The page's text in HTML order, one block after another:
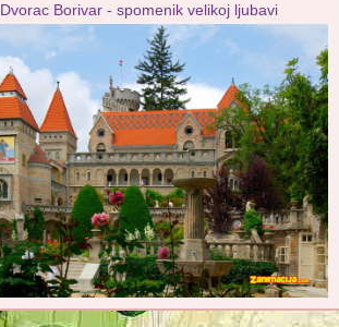
Dvorac Borivar - spomenik velikoj ljubavi